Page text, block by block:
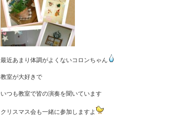
最近あまり体調がよくないコロンちゃん
教室が大好きで
いつも教室で皆の演奏を聞いています
クリスマス会も一緒に参加しますよ